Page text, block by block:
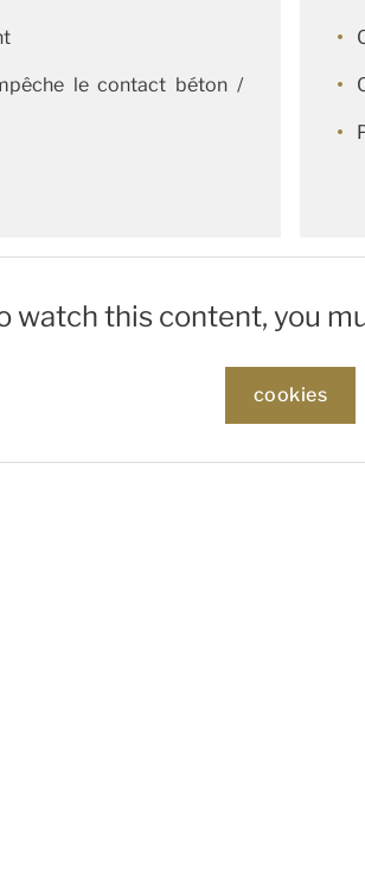
le contact béton /
watch this content, you
cookies